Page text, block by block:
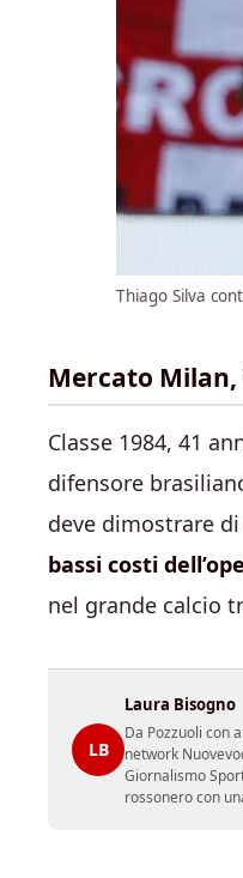
Thiago Silva
Mercato Milan,
Classe 1984, 41
difensore
deve dimostrare
bassi costi
nel grande calcio
LB
Laura Bisogno
Da Pozzuoli con
network
Giornalismo
rossonero con